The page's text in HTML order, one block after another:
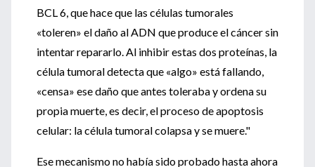
BCL 6, que hace que las células tumorales
«toleren» el daño al ADN que produce el cáncer sin
intentar repararlo. Al inhibir estas dos proteínas, la
célula tumoral detecta que «algo» está fallando,
«censa» ese daño que antes toleraba y ordena su
propia muerte, es decir, el proceso de apoptosis
celular: la célula tumoral colapsa y se muere."
Ese mecanismo no había sido probado hasta ahora